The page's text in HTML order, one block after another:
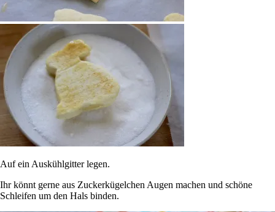
Auf ein Auskühlgitter legen.
Ihr könnt gerne aus Zuckerkügelchen Augen machen und schöne
Schleifen um den Hals binden.